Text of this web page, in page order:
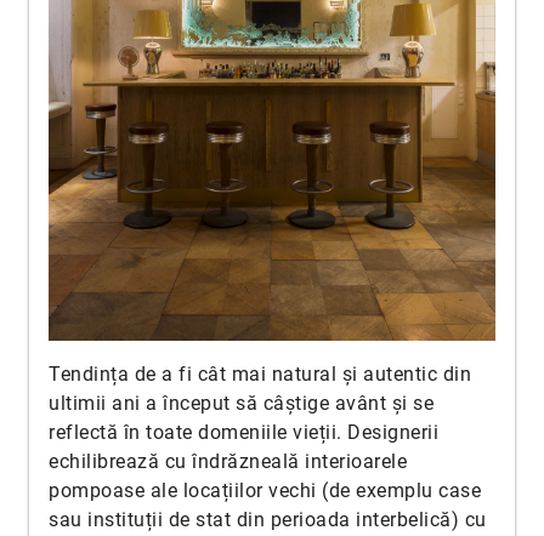
Tendința de a fi cât mai natural și autentic din
ultimii ani a început să câștige avânt și se
reflectă în toate domeniile vieții. Designerii
echilibrează cu îndrăzneală interioarele
pompoase ale locațiilor vechi (de exemplu case
sau instituții de stat din perioada interbelică) cu